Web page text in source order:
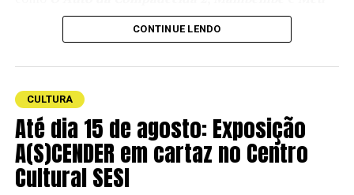
Pé de Laranja Lima.
múltiplos horários. Osingressos são gratuitose
podem ser retirados antecipadamente pela
plataformaLets Events
bilheteria do Centro Cultural Sesc Glória.
CONTINUE LENDO
CULTURA
Até dia 15 de agosto: Exposição
A(S)CENDER em cartaz no Centro
Cultural SESI